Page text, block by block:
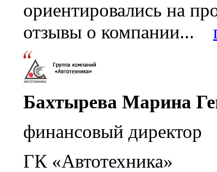
ориентировались на
отзывы о компании...
Бахтырева Марина
финансовый директор
ГК «Автотехника»